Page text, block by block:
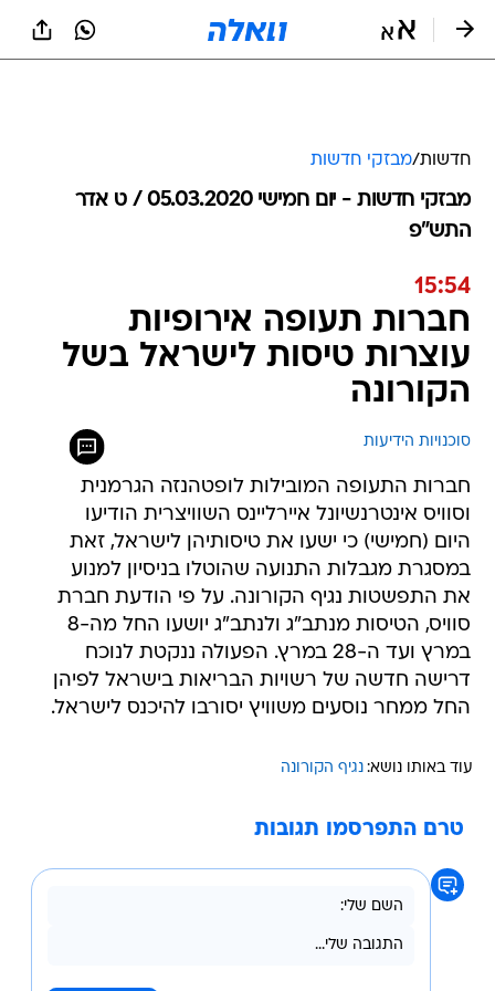
חדשות/מבזקי חדשות
מבזקי חדשות - יום חמישי 05.03.2020 / ט אדר
התש"פ
15:54
חברות תעופה אירופיות
עוצרות טיסות לישראל בשל
הקורונה
סוכנויות הידיעות
חברות התעופה המובילות לופטהנזה הגרמנית
וסוויס אינטרנשיונל איירליינס השוויצרית הודיעו
היום (חמישי) כי ישעו את טיסותיהן לישראל, זאת
במסגרת מגבלות התנועה שהוטלו בניסיון למנוע
את התפשטות נגיף הקורונה. על פי הודעת חברת
סוויס, הטיסות מנתב"ג ולנתב"ג יושעו החל מה-8
במרץ ועד ה-28 במרץ. הפעולה ננקטת לנוכח
דרישה חדשה של רשויות הבריאות בישראל לפיהן
החל ממחר נוסעים משוויץ יסורבו להיכנס לישראל.
עוד באותו נושא: נגיף הקורונה
טרם התפרסמו תגובות